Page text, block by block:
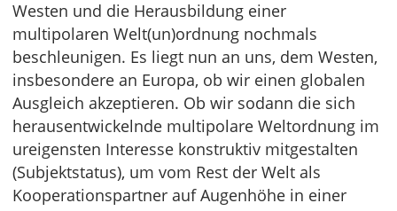
Westen und die Herausbildung einer
multipolaren Welt(un)ordnung nochmals
beschleunigen. Es liegt nun an uns, dem Westen,
insbesondere an Europa, ob wir einen globalen
Ausgleich akzeptieren. Ob wir sodann die sich
herausentwickelnde multipolare Weltordnung im
ureigensten Interesse konstruktiv mitgestalten
(Subjektstatus), um vom Rest der Welt als
Kooperationspartner auf Augenhöhe in einer